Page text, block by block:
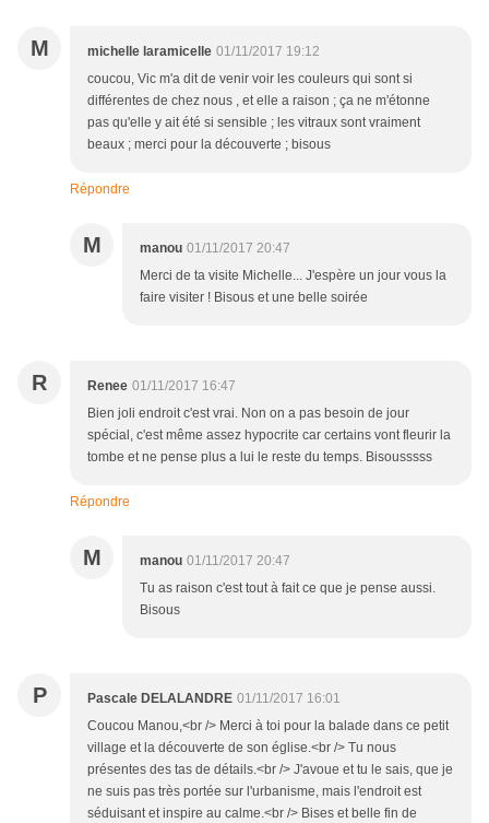
M michelle laramicelle 01/11/2017 19:12
coucou, Vic m'a dit de venir voir les couleurs qui sont si
différentes de chez nous , et elle a raison ; ça ne m'étonne
pas qu'elle y ait été si sensible ; les vitraux sont vraiment
beaux ; merci pour la découverte ; bisous
Répondre
M manou 01/11/2017 20:47
Merci de ta visite Michelle... J'espère un jour vous la
faire visiter ! Bisous et une belle soirée
R Renee 01/11/2017 16:47
Bien joli endroit c'est vrai. Non on a pas besoin de jour
spécial, c'est même assez hypocrite car certains vont fleurir la
tombe et ne pense plus a lui le reste du temps. Bisousssss
Répondre
M manou 01/11/2017 20:47
Tu as raison c'est tout à fait ce que je pense aussi.
Bisous
P Pascale DELALANDRE 01/11/2017 16:01
Coucou Manou,<br /> Merci à toi pour la balade dans ce petit
village et la découverte de son église.<br /> Tu nous
présentes des tas de détails.<br /> J'avoue et tu le sais, que je
ne suis pas très portée sur l'urbanisme, mais l'endroit est
séduisant et inspire au calme.<br /> Bises et belle fin de